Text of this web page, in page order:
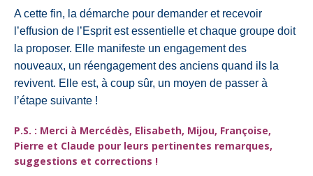
A cette fin, la démarche pour demander et recevoir
l’effusion de l’Esprit est essentielle et chaque groupe doit
la proposer. Elle manifeste un engagement des
nouveaux, un réengagement des anciens quand ils la
revivent. Elle est, à coup sûr, un moyen de passer à
l’étape suivante !
P.S. : Merci à Mercédès, Elisabeth, Mijou, Françoise,
Pierre et Claude pour leurs pertinentes remarques,
suggestions et corrections !